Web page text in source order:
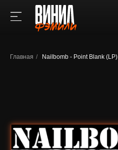
Главная / Nailbomb - Point Blank (LP)